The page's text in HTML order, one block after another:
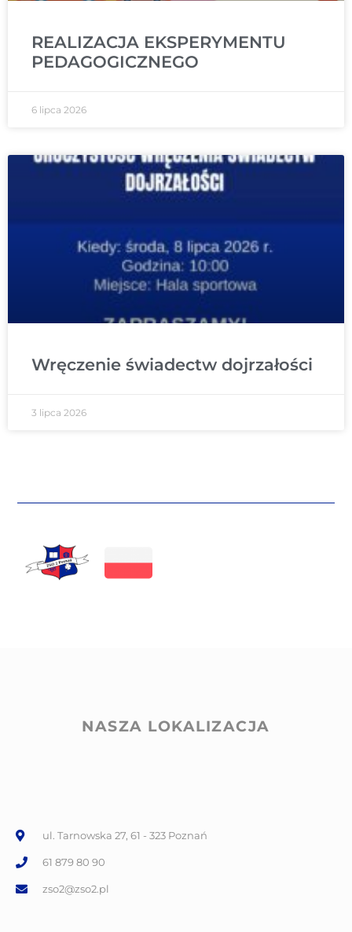
REALIZACJA EKSPERYMENTU
PEDAGOGICZNEGO
6 lipca 2026
Wręczenie świadectw dojrzałości
3 lipca 2026
NASZA LOKALIZACJA
ul. Tarnowska 27, 61 - 323 Poznań
61 879 80 90
zso2@zso2.pl